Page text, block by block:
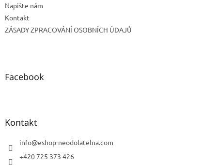
Napište nám
Kontakt
ZÁSADY ZPRACOVÁNÍ OSOBNÍCH ÚDAJŮ
Facebook
Kontakt
info@eshop-neodolatelna.com
+420 725 373 426